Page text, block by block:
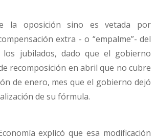
la oposición sino es vetada por
extra - o “empalme”- del
los jubilados, dado que el gobierno
recomposición en abril que no cubre
de enero, mes que el gobierno dejó
de su fórmula.
explicó que esa modificación